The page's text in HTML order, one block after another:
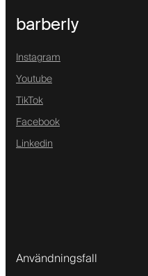
barberly
Instagram
Youtube
TikTok
Facebook
Linkedin
Användningsfall